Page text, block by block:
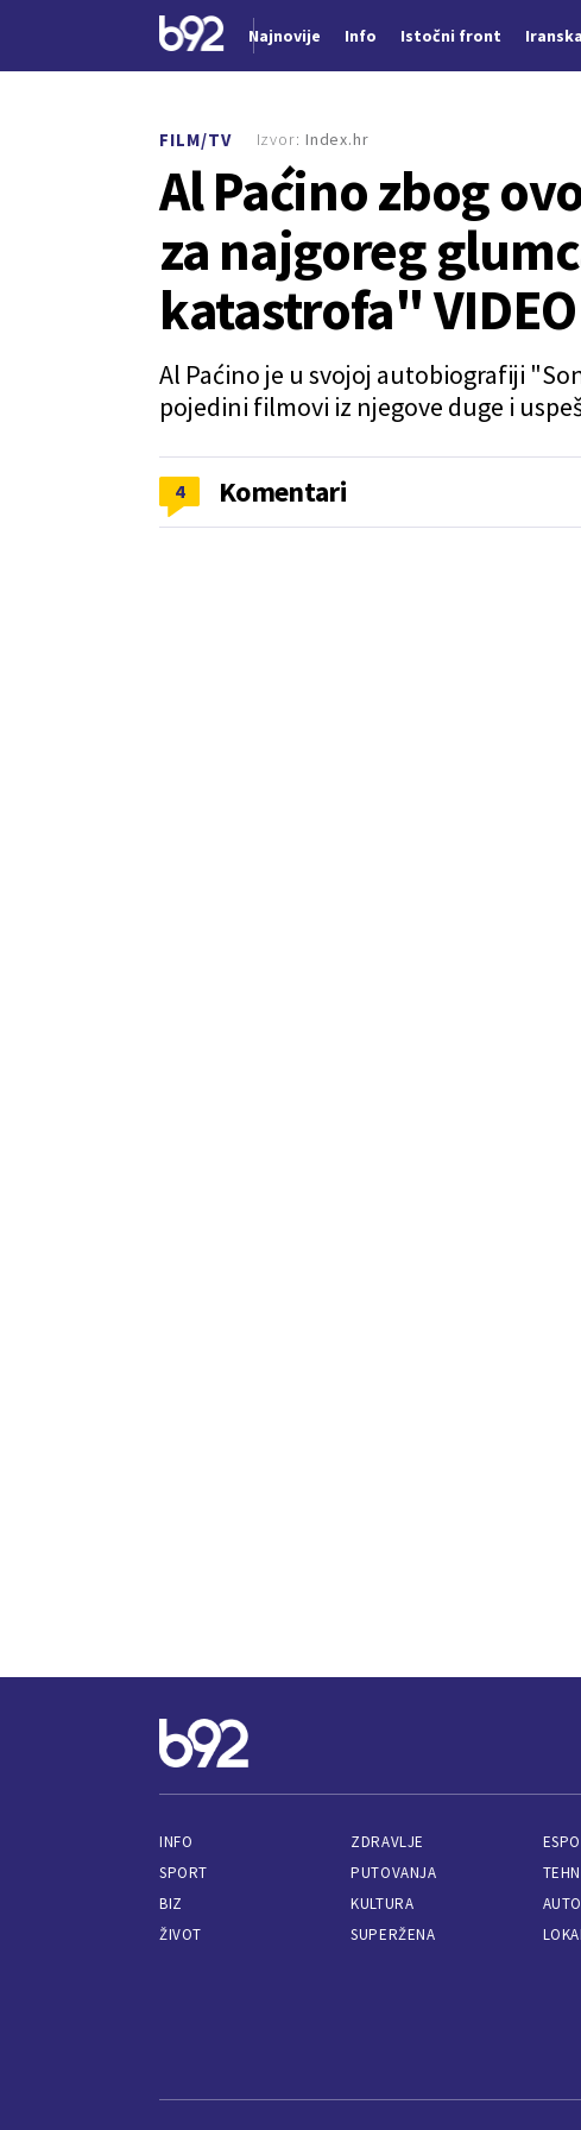
Najnovije Info Istočni front
FILM/TV
Al Paćino zbog
za najgoreg
katastrofa" VIDEO
Al Paćino je u svojoj autobiografiji
pojedini filmovi iz njegove duge i
Izvor: Index.hr
4 Komentari
INFO
SPORT
BIZ
ŽIVOT
ZDRAVLJE
PUTOVANJA
KULTURA
SUPERŽENA